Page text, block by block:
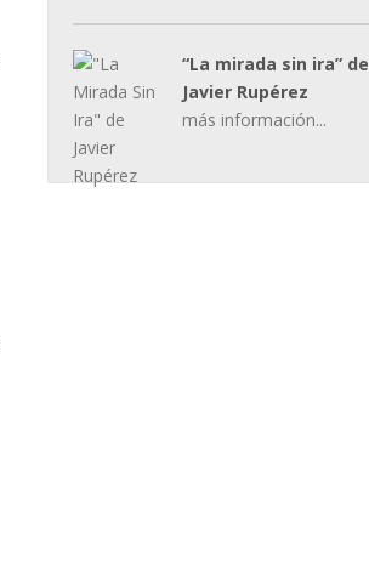
“La mirada sin ira” de
Javier Rupérez
más información...